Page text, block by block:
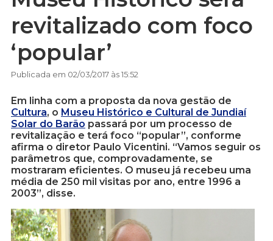
revitalizado com foco
‘popular’
Publicada em 02/03/2017 às 15:52
Em linha com a proposta da nova gestão de
Cultura, o Museu Histórico e Cultural de Jundiaí
Solar do Barão passará por um processo de
revitalização e terá foco “popular”, conforme
afirma o diretor Paulo Vicentini. “Vamos seguir os
parâmetros que, comprovadamente, se
mostraram eficientes. O museu já recebeu uma
média de 250 mil visitas por ano, entre 1996 a
2003”, disse.